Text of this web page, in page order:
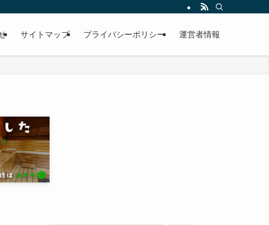
サイトマップ プライバシーポリシー 運営者情報